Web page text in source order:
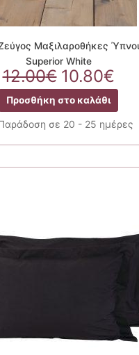
Μαξιλαροθήκες
Superior White
12.00€ Original
price
was:
12.00€.
10.80€Η
τιμή
Προσθήκη στο καλάθι
σε 20 - 25 ημέρες